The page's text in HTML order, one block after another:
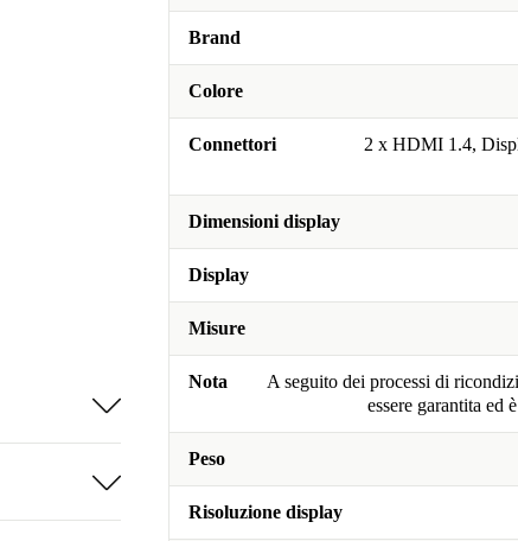
Brand
Colore
Connettori
2 x HDMI 1.4,
Dimensioni display
Display
Misure
Nota
A seguito dei processi di
essere garantita ed
Peso
Risoluzione display